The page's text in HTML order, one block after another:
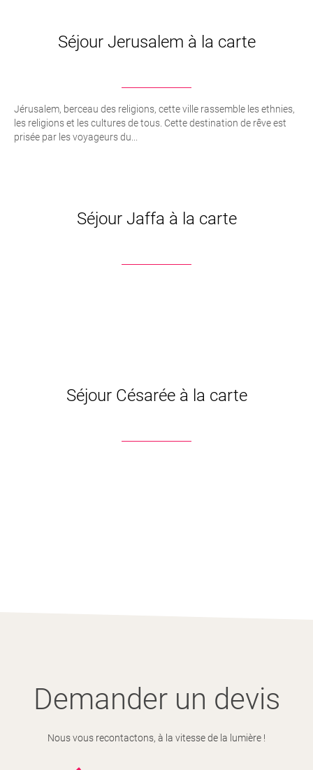
Séjour Jerusalem à la carte
Jérusalem, berceau des religions, cette ville rassemble les ethnies,
les religions et les cultures de tous. Cette destination de rêve est
prisée par les voyageurs du...
Séjour Jaffa à la carte
Séjour Césarée à la carte
Demander un devis
Nous vous recontactons, à la vitesse de la lumière !